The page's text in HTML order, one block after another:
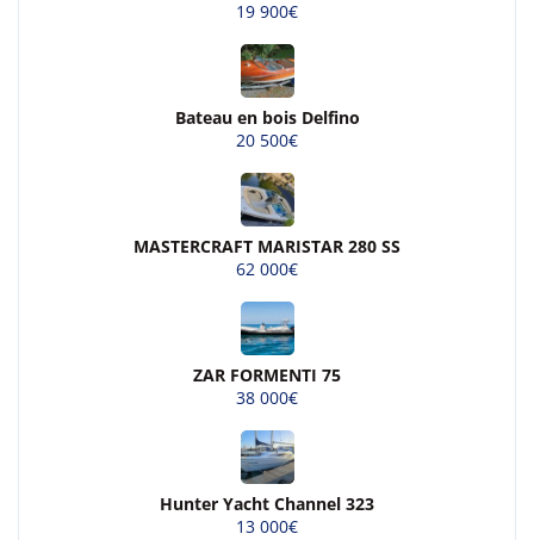
19 900€
Bateau en bois Delfino
20 500€
MASTERCRAFT MARISTAR 280 SS
62 000€
ZAR FORMENTI 75
38 000€
Hunter Yacht Channel 323
13 000€